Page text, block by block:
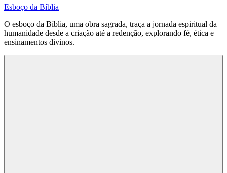
Esboço da Bíblia
O esboço da Bíblia, uma obra sagrada, traça a jornada espiritual da
humanidade desde a criação até a redenção, explorando fé, ética e
ensinamentos divinos.